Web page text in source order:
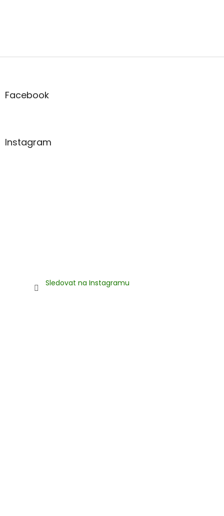
Z
aFacebook
Instagram
Sledovat na Instagramu